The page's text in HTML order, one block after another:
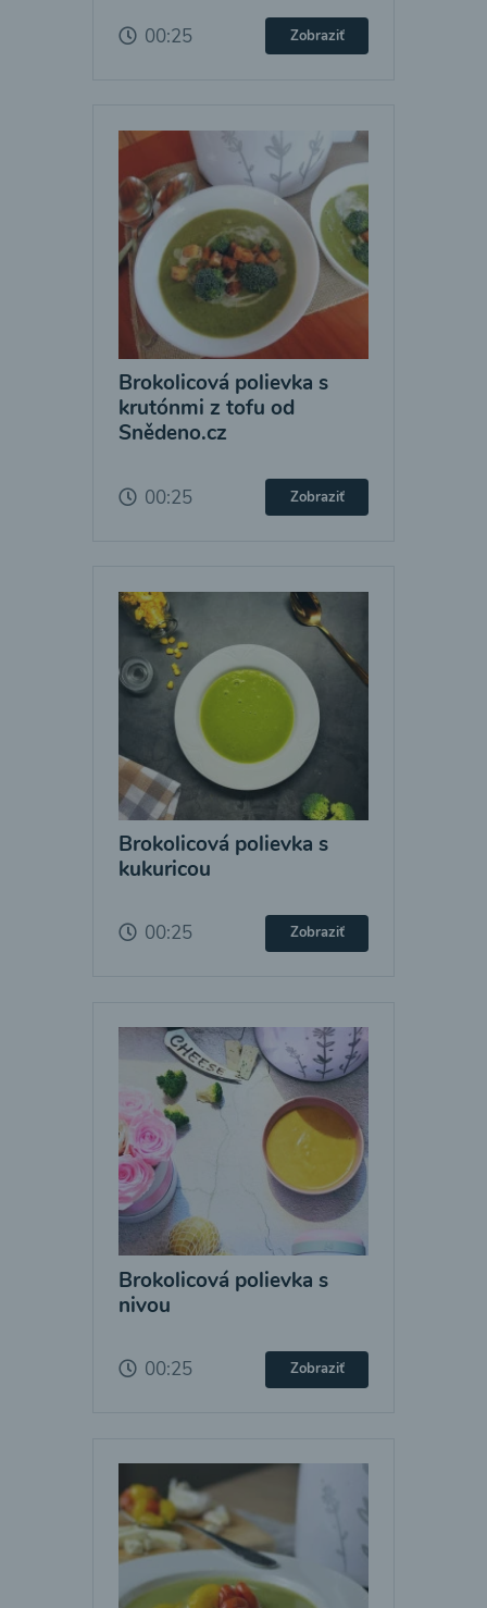
00:25 Zobraziť
Brokolicová polievka s
krutónmi z tofu od
Snědeno.cz
00:25 Zobraziť
Brokolicová polievka s
kukuricou
00:25 Zobraziť
Brokolicová polievka s
nivou
00:25 Zobraziť